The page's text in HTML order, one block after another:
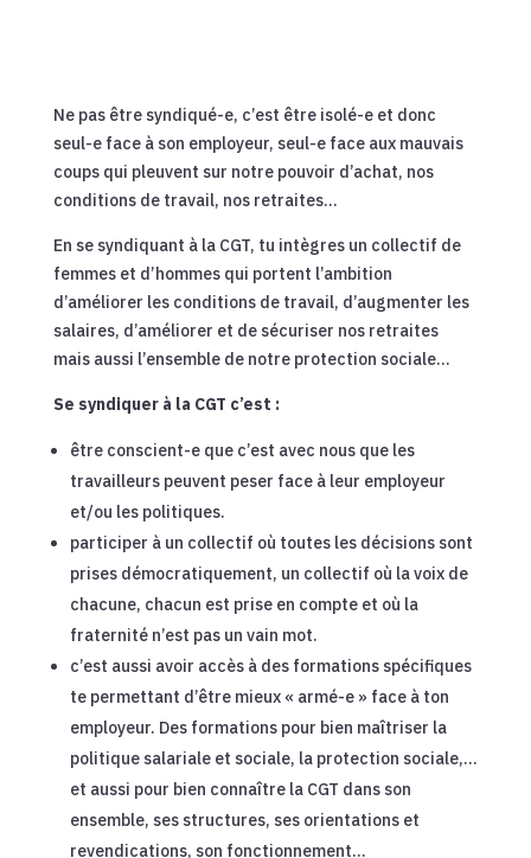
Ne pas être syndiqué-e, c’est être isolé-e et donc
seul-e face à son employeur, seul-e face aux mauvais
coups qui pleuvent sur notre pouvoir d’achat, nos
conditions de travail, nos retraites…
En se syndiquant à la CGT, tu intègres un collectif de
femmes et d’hommes qui portent l’ambition
d’améliorer les conditions de travail, d’augmenter les
salaires, d’améliorer et de sécuriser nos retraites
mais aussi l’ensemble de notre protection sociale…
Se syndiquer à la CGT c’est :
être conscient-e que c’est avec nous que les
travailleurs peuvent peser face à leur employeur
et/ou les politiques.
participer à un collectif où toutes les décisions sont
prises démocratiquement, un collectif où la voix de
chacune, chacun est prise en compte et où la
fraternité n’est pas un vain mot.
c’est aussi avoir accès à des formations spécifiques
te permettant d’être mieux « armé-e » face à ton
employeur. Des formations pour bien maîtriser la
politique salariale et sociale, la protection sociale,…
et aussi pour bien connaître la CGT dans son
ensemble, ses structures, ses orientations et
revendications, son fonctionnement…